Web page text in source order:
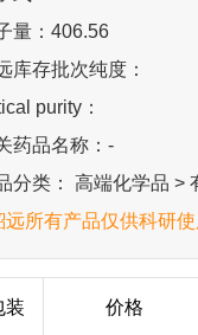
量：406.56
库存批次纯度：
purity：
药品名称：-
分类： 高端化学品 >
远所有产品仅供科研
装 价格